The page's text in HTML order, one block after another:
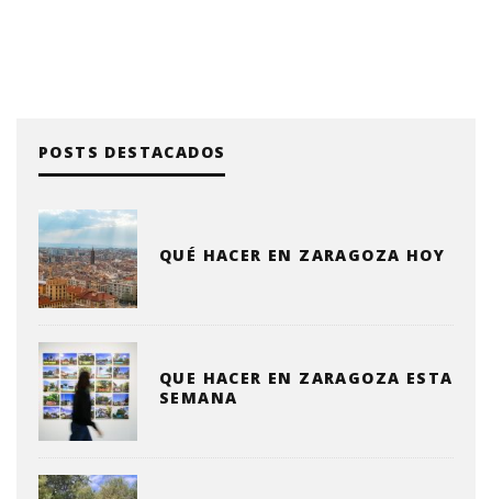
POSTS DESTACADOS
QUÉ HACER EN ZARAGOZA HOY
QUE HACER EN ZARAGOZA ESTA
SEMANA